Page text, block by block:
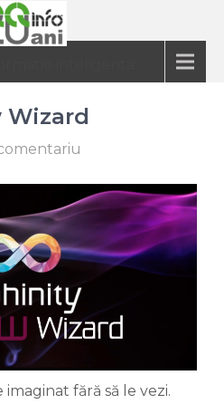
fără să le vezi.